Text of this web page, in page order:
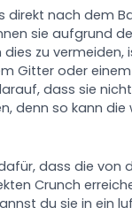
direkt nach dem
sie aufgrund
dies zu vermeiden,
Gitter oder
dass sie nicht
denn so kann die
dass die von
Crunch
du sie in ein